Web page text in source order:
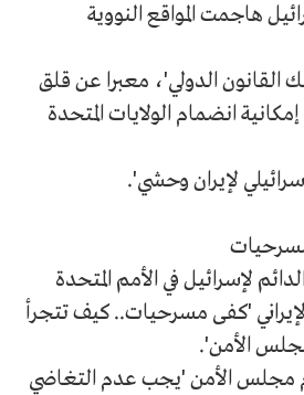
هاجمت المواقع النووية
القانون الدولي'، معبرا عن قلق
انضمام الولايات المتحدة
لإيران وحشي'.
لإسرائيل في الأمم المتحدة
'كفى مسرحيات.. كيف تتجرأ
الأمن'.
مجلس الأمن 'يجب عدم التغاضي